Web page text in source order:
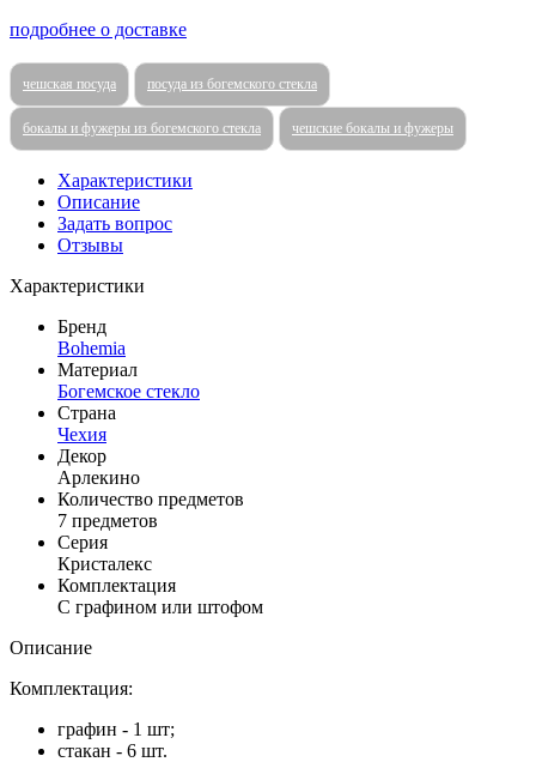
подробнее о доставке
чешская посуда посуда из богемского стекла
бокалы и фужеры из богемского стекла чешские бокалы и фужеры
Характеристики
Описание
Задать вопрос
Отзывы
Характеристики
Бренд
Bohemia
Материал
Богемское стекло
Страна
Чехия
Декор
Арлекино
Количество предметов
7 предметов
Серия
Кристалекс
Комплектация
С графином или штофом
Описание
Комплектация:
графин - 1 шт;
стакан - 6 шт.